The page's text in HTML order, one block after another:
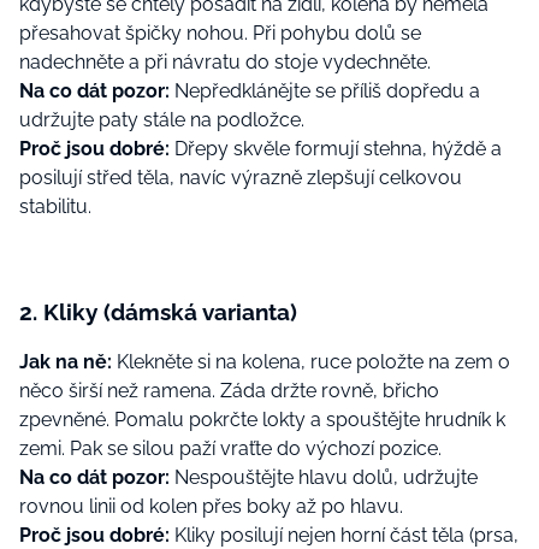
přesahovat špičky nohou. Při pohybu dolů se
nadechněte a při návratu do stoje vydechněte.
Na co dát pozor: Nepředklánějte se příliš dopředu a
udržujte paty stále na podložce.
Proč jsou dobré: Dřepy skvěle formují stehna, hýždě a
posilují střed těla, navíc výrazně zlepšují celkovou
stabilitu.
2. Kliky (dámská varianta)
Jak na ně: Klekněte si na kolena, ruce položte na zem o
něco širší než ramena. Záda držte rovně, břicho
zpevněné. Pomalu pokrčte lokty a spouštějte hrudník k
zemi. Pak se silou paží vraťte do výchozí pozice.
Na co dát pozor: Nespouštějte hlavu dolů, udržujte
rovnou linii od kolen přes boky až po hlavu.
Proč jsou dobré: Kliky posilují nejen horní část těla (prsa,